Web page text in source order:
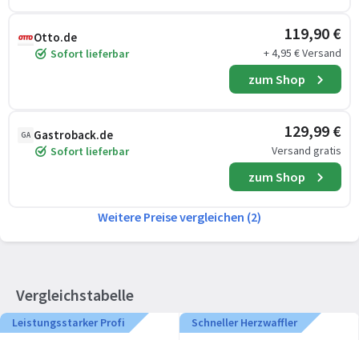
Otto.de
Sofort lieferbar
119,90 €
+ 4,95 € Versand
zum Shop
GA Gastroback.de
Sofort lieferbar
129,99 €
Versand gratis
zum Shop
Weitere Preise vergleichen (2)
Vergleichstabelle
Leistungsstarker Profi Schneller Herzwaffler